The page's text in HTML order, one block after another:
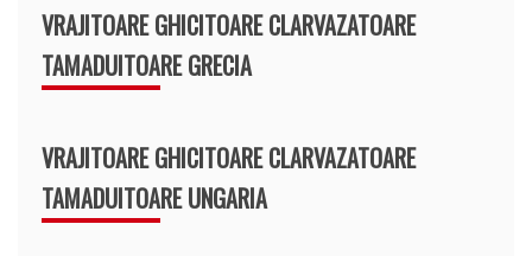
VRAJITOARE GHICITOARE CLARVAZATOARE
TAMADUITOARE GRECIA
VRAJITOARE GHICITOARE CLARVAZATOARE
TAMADUITOARE UNGARIA